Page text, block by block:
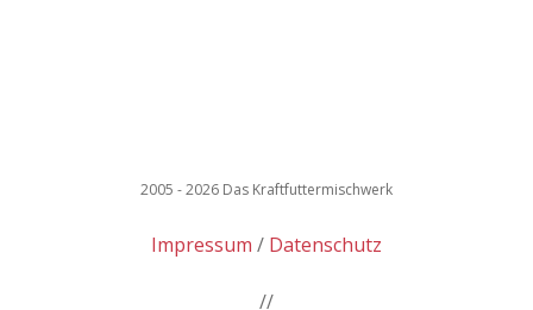
2005 - 2026 Das Kraftfuttermischwerk
Impressum Datenschutz
//